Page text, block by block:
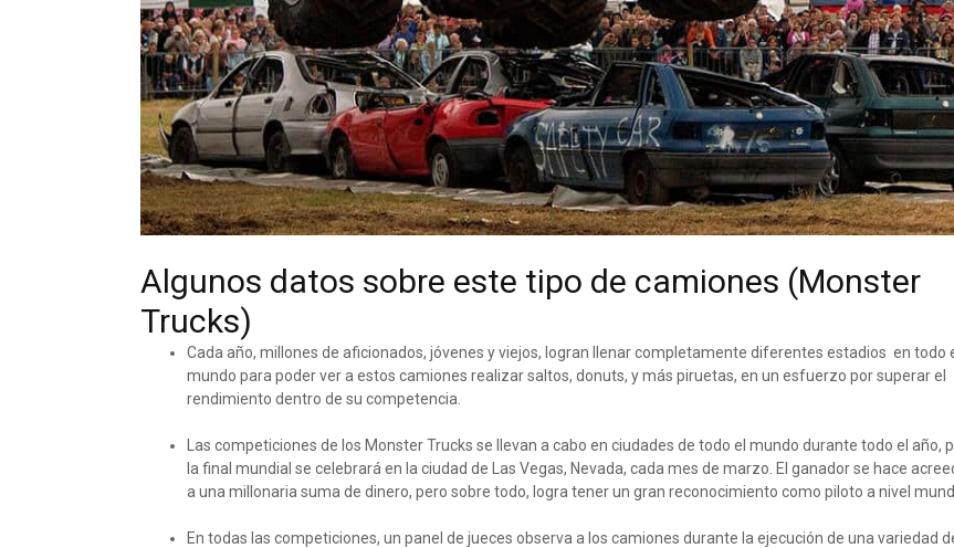
Algunos datos sobre este tipo de camiones (Monster
Trucks)
Cada año, millones de aficionados, jóvenes y viejos, logran llenar completamente diferentes estadios en todo
mundo para poder ver a estos camiones realizar saltos, donuts, y más piruetas, en un esfuerzo por superar el
rendimiento dentro de su competencia.
Las competiciones de los Monster Trucks se llevan a cabo en ciudades de todo el mundo durante todo el año,
la final mundial se celebrará en la ciudad de Las Vegas, Nevada, cada mes de marzo. El ganador se hace
a una millonaria suma de dinero, pero sobre todo, logra tener un gran reconocimiento como piloto a nivel
En todas las competiciones, un panel de jueces observa a los camiones durante la ejecución de una variedad